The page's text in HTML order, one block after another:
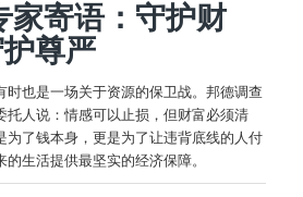
家寄语：守护财
尊严
时也是一场关于资源的保卫战。邦德调查
托人说：情感可以止损，但财富必须清
为了钱本身，更是为了让违背底线的人付
生活提供最坚实的经济保障。